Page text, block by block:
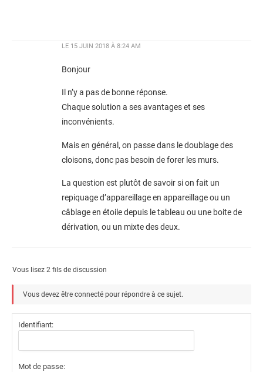
LE 15 JUIN 2018 À 8:24 AM
Bonjour
Il n’y a pas de bonne réponse.
Chaque solution a ses avantages et ses
inconvénients.
Mais en général, on passe dans le doublage des
cloisons, donc pas besoin de forer les murs.
La question est plutôt de savoir si on fait un
repiquage d’appareillage en appareillage ou un
câblage en étoile depuis le tableau ou une boite de
dérivation, ou un mixte des deux.
Vous lisez 2 fils de discussion
Vous devez être connecté pour répondre à ce sujet.
Identifiant:
Mot de passe: